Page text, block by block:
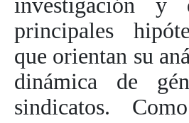
investigación y
principales
que orientan su
dinámica de
sindicatos.